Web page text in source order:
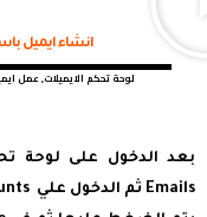
انشاء ايميل
لوحة تحكم الايميلات, عمل